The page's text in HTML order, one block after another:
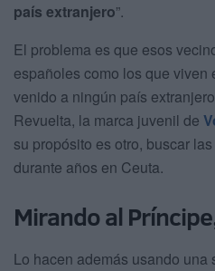
país extranjero”.
El problema es que esos
españoles como los que viven
venido a ningún país
Revuelta, la marca juvenil de
su propósito es otro, buscar
durante años en Ceuta.
Mirando al
Lo hacen además usando